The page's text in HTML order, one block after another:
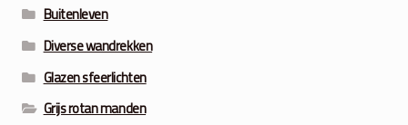
Buitenleven
Diverse wandrekken
Glazen sfeerlichten
Grijs rotan manden